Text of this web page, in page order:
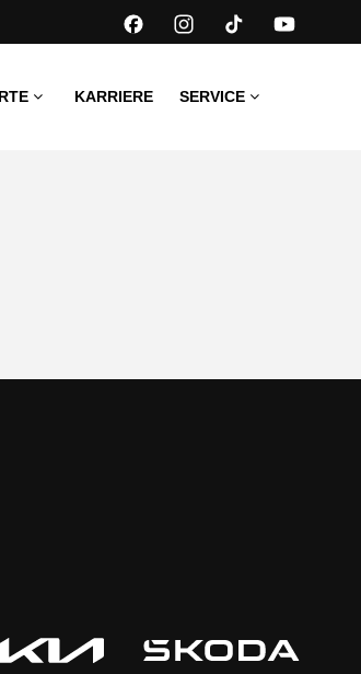
KARRIERE SERVICE